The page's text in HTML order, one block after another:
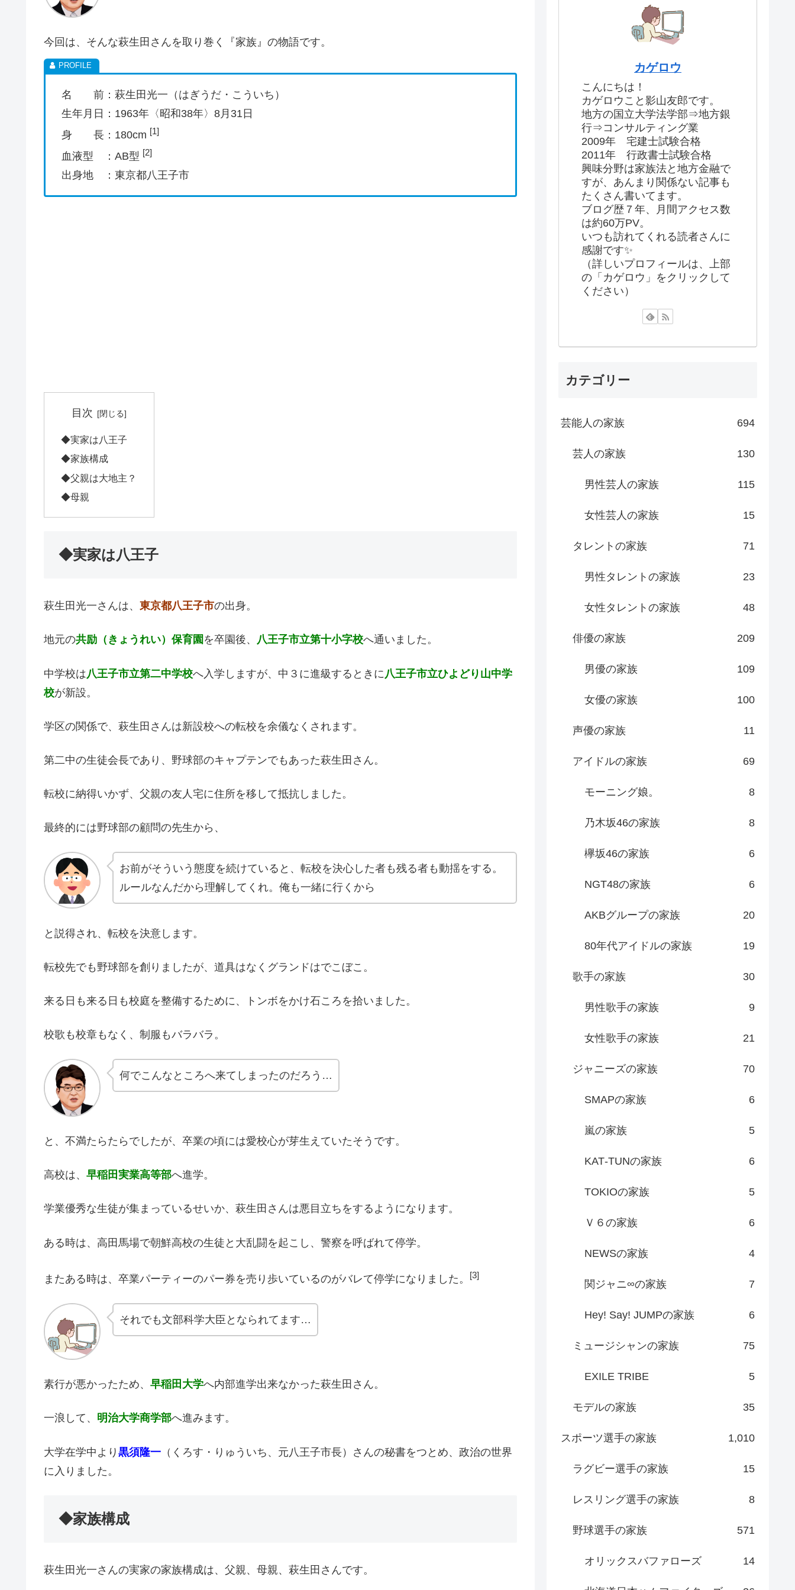
今回は、そんな萩生田さんを取り巻く『家族』の物語です。
名 前：萩生田光一（はぎうだ・こういち）
生年月日：1963年〈昭和38年〉8月31日
身 長：180cm [1]
血液型 ：AB型 [2]
出身地 ：東京都八王子市
目次
◆実家は八王子
◆家族構成
◆父親は大地主？
◆母親
◆実家は八王子
萩生田光一さんは、 東京都八王子市の出身。
地元の共励（きょうれい）保育園 を卒園後、 八王子市立第十小字校へ通いました。
中学校は八王子市立第二中学校へ入学しますが、中３に進級するときに 八王子市立ひよどり山中学
校が新設。
学区の関係で、萩生田さんは新設校への転校を余儀なくされます。
第二中の生徒会長であり、野球部のキャプテンでもあった萩生田さん。
転校に納得いかず、父親の友人宅に住所を移して抵抗しました。
最終的には野球部の顧問の先生から、
お前がそういう態度を続けていると、転校を決心した者も残る者も動揺をする。
ルールなんだから理解してくれ。俺も一緒に行くから
と説得され、転校を決意します。
転校先でも野球部を創りましたが、道具はなくグランドはでこぼこ。
来る日も来る日も校庭を整備するために、トンボをかけ石ころを拾いました。
校歌も校章もなく、制服もバラバラ。
何でこんなところへ来てしまったのだろう…
と、不満たらたらでしたが、卒業の頃には愛校心が芽生えていたそうです。
高校は、 早稲田実業高等部へ進学。
学業優秀な生徒が集まっているせいか、萩生田さんは悪目立ちをするようになります。
ある時は、高田馬場で朝鮮高校の生徒と大乱闘を起こし、警察を呼ばれて停学。
またある時は、卒業パーティーのパー券を売り歩いているのがバレて停学になりました。 [3]
それでも文部科学大臣となられてます…
素行が悪かったため、 早稲田大学へ内部進学出来なかった萩生田さん。
一浪して、 明治大学商学部へ進みます。
大学在学中より 黒須隆一 （くろす・りゅういち、元八王子市長）さんの秘書をつとめ、政治の世界
に入りました。
◆家族構成
萩生田光一さんの実家の家族構成は、父親、母親、萩生田さんです。
カゲロウ
こんにちは！
カゲロウこと影山友郎です。
地方の国立大学法学部⇒地方銀
行⇒コンサルティング業
2009年 宅建士試験合格
2011年 行政書士試験合格
興味分野は家族法と地方金融で
すが、あんまり関係ない記事も
たくさん書いてます。
ブログ歴７年、月間アクセス数
は約60万PV。
いつも訪れてくれる読者さんに
感謝です✨
（詳しいプロフィールは、上部
の「カゲロウ」をクリックして
ください）
カテゴリー
芸能人の家族 694
芸人の家族 130
男性芸人の家族 115
女性芸人の家族 15
タレントの家族 71
男性タレントの家族 23
女性タレントの家族 48
俳優の家族 209
男優の家族 109
女優の家族 100
声優の家族 11
アイドルの家族 69
モーニング娘。 8
乃木坂46の家族 8
欅坂46の家族 6
NGT48の家族 6
AKBグループの家族 20
80年代アイドルの家族 19
歌手の家族 30
男性歌手の家族 9
女性歌手の家族 21
ジャニーズの家族 70
SMAPの家族 6
嵐の家族 5
KAT‐TUNの家族 6
TOKIOの家族 5
Ｖ６の家族 6
NEWSの家族 4
関ジャニ∞の家族 7
Hey! Say! JUMPの家族 6
ミュージシャンの家族 75
EXILE TRIBE 5
モデルの家族 35
スポーツ選手の家族 1,010
ラグビー選手の家族 15
レスリング選手の家族 8
野球選手の家族 571
オリックスバファローズ 14